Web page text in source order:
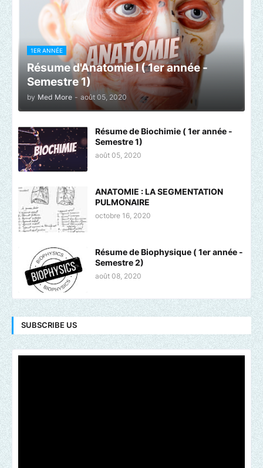
1ER ANNÉE
Résume d'Anatomie I ( 1er année -
Semestre 1)
by Med More - août 05, 2020
Résume de Biochimie ( 1er année -
Semestre 1)
août 05, 2020
ANATOMIE : LA SEGMENTATION
PULMONAIRE
octobre 16, 2020
Résume de Biophysique ( 1er année -
Semestre 2)
août 08, 2020
SUBSCRIBE US